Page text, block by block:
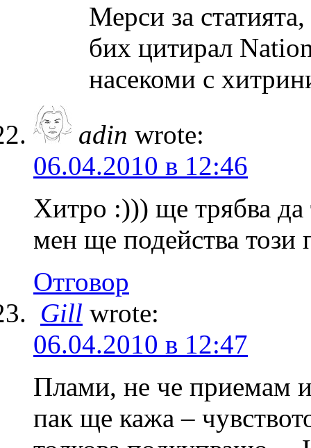
Мерси за
бих цитирал
насекоми с
adin wrote:
06.04.2010 в 12:46
Хитро :))) ще трябва да
мен ще подейства този
Отговор
Gill wrote:
06.04.2010 в 12:47
Плами, не че приемам
пак ще кажа –